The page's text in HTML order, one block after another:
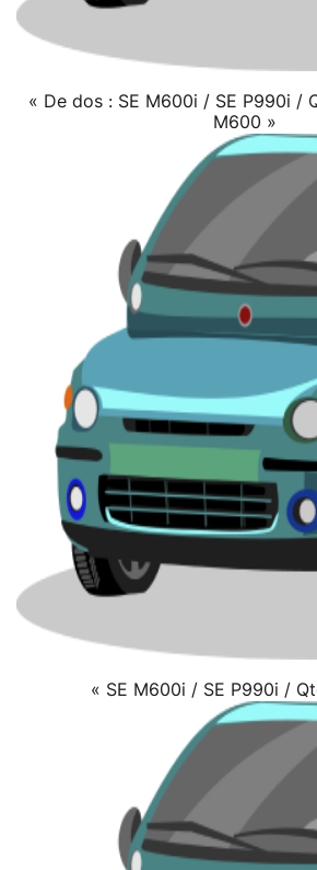
« De dos : SE M600i / SE P990i /
M600 »
« SE M600i / SE P990i /